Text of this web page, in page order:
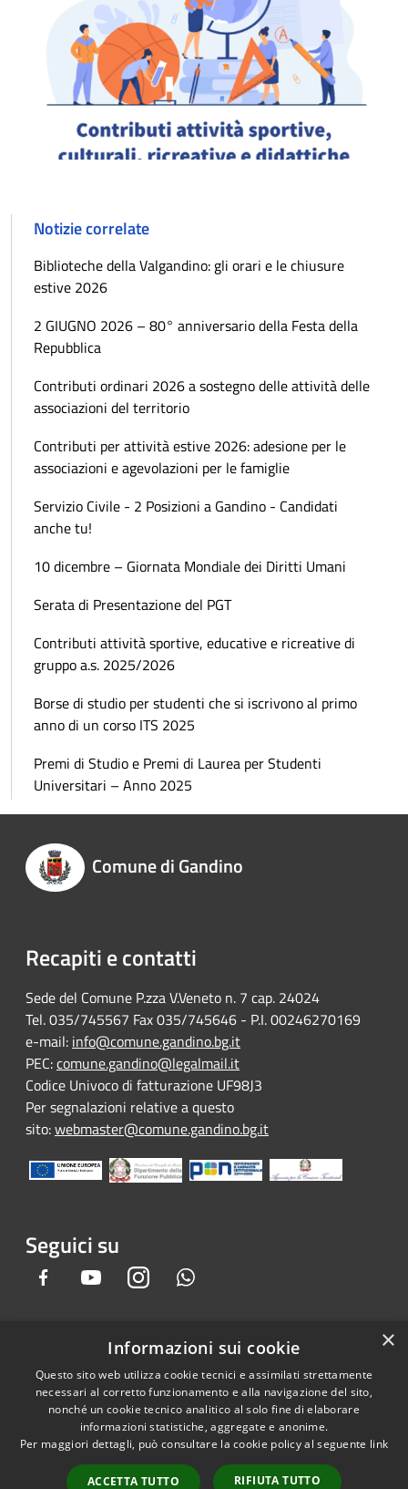
Notizie correlate
Biblioteche della Valgandino: gli orari e le chiusure
estive 2026
2 GIUGNO 2026 – 80° anniversario della Festa della
Repubblica
Contributi ordinari 2026 a sostegno delle attività delle
associazioni del territorio
Contributi per attività estive 2026: adesione per le
associazioni e agevolazioni per le famiglie
Servizio Civile - 2 Posizioni a Gandino - Candidati
anche tu!
10 dicembre – Giornata Mondiale dei Diritti Umani
Serata di Presentazione del PGT
Contributi attività sportive, educative e ricreative di
gruppo a.s. 2025/2026
Borse di studio per studenti che si iscrivono al primo
anno di un corso ITS 2025
Premi di Studio e Premi di Laurea per Studenti
Universitari – Anno 2025
Comune di Gandino
Recapiti e contatti
Sede del Comune P.zza V.Veneto n. 7 cap. 24024
Tel. 035/745567 Fax 035/745646 - P.I. 00246270169
e-mail: info@comune.gandino.bg.it
PEC:comune.gandino@legalmail.it
Codice Univoco di fatturazione UF98J3
Per segnalazioni relative a questo
sito:webmaster@comune.gandino.bg.it
Seguici su
Facebook YoutubeInstagram
Accessibilità
Privacy
Mappa del sito
Gandino • Powered by
Municipium•Accesso
redazione
×
Informazioni sui cookie
Questo sito web utilizza cookie tecnici e assimilati strettamente
necessari al corretto funzionamento e alla navigazione del sito,
nonché un cookie tecnico analitico al solo fine di elaborare
informazioni statistiche, aggregate e anonime.
Per maggiori dettagli, può consultare la cookie policy al seguente link
ACCETTA TUTTO RIFIUTA TUTTO